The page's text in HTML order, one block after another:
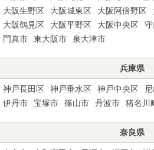
大阪生野区
大阪城東区 大阪阿倍野区
大阪鶴見区
大阪平野区 大阪中央区
門真市
東大阪市 泉大津市
兵庫県
神戸長田区 神戸垂水区 神戸中央区
伊丹市
宝塚市 篠山市 丹波市 猪名川
奈良県